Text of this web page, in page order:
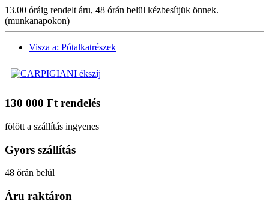
13.00 óráig rendelt áru, 48 órán belül kézbesítjük önnek.
(munkanapokon)
Visza a: Pótalkatrészek
130 000 Ft rendelés
fölött a szállítás ingyenes
Gyors szállítás
48 őrán belül
Áru raktáron